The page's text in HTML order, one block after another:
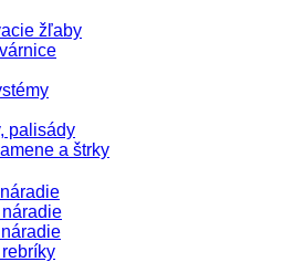
žľaby
palisády
a štrky